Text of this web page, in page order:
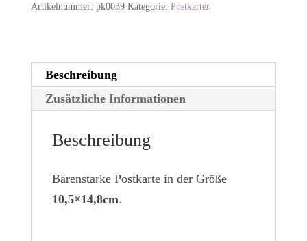
Artikelnummer: pk0039 Kategorie: Postkarten
Beschreibung
Zusätzliche Informationen
Beschreibung
Bärenstarke Postkarte in der Größe
10,5×14,8cm.